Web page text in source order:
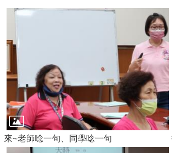
來~老師唸一句、同學唸一句